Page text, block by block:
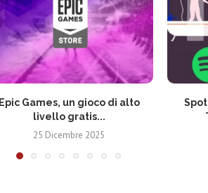
Epic Games, un gioco di alto
livello gratis...
25 Dicembre 2025